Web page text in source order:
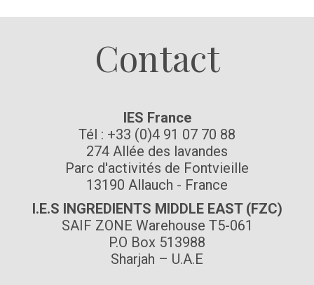
Contact
IES France
Tél : +33 (0)4 91 07 70 88
274 Allée des lavandes
Parc d'activités de Fontvieille
13190 Allauch - France
I.E.S INGREDIENTS MIDDLE EAST (FZC)
SAIF ZONE Warehouse T5-061
P.O Box 513988
Sharjah – U.A.E